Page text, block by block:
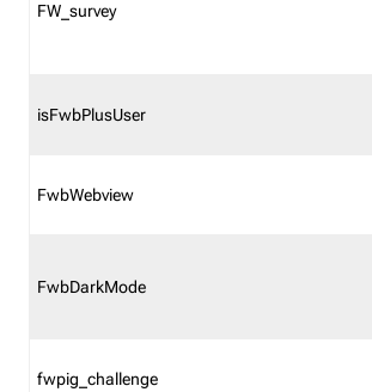
FW_survey
isFwbPlusUser
FwbWebview
FwbDarkMode
fwpig_challenge